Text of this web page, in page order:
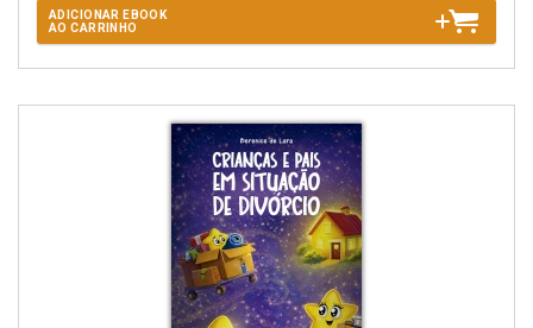
ADICIONAR EBOOK
AO CARRINHO